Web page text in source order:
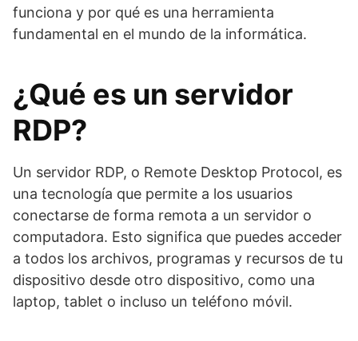
funciona y por qué es una herramienta
fundamental en el mundo de la informática.
¿Qué es un servidor
RDP?
Un servidor RDP, o Remote Desktop Protocol, es
una tecnología que permite a los usuarios
conectarse de forma remota a un servidor o
computadora. Esto significa que puedes acceder
a todos los archivos, programas y recursos de tu
dispositivo desde otro dispositivo, como una
laptop, tablet o incluso un teléfono móvil.